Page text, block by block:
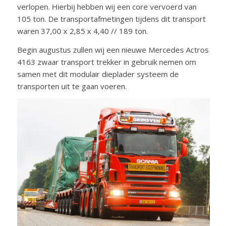
verlopen. Hierbij hebben wij een core vervoerd van
105 ton. De transportafmetingen tijdens dit transport
waren 37,00 x 2,85 x 4,40 // 189 ton.
Begin augustus zullen wij een nieuwe Mercedes Actros
4163 zwaar transport trekker in gebruik nemen om
samen met dit modulair dieplader systeem de
transporten uit te gaan voeren.